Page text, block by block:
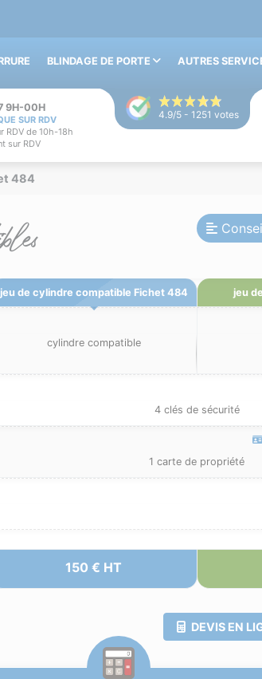
BLINDAGE DE PORTE AUTRES
4.9/5 - 1251 votes
9H-00H
SUR RDV
RDV de 10h-18h
sur RDV
484
jeu de cylindre compatible Fichet 484 jeu
cylindre compatible
4 clés de sécurité
1 carte de propriété
150 € HT
DEVIS EN